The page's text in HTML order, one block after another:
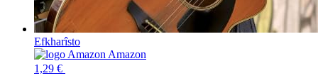
Efkharîsto
Amazon
1,29 €